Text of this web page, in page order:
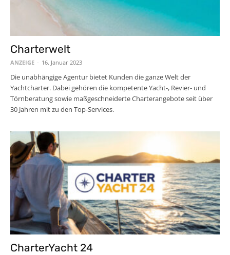
Charterwelt
ANZEIGE - 16. Januar 2023
Die unabhängige Agentur bietet Kunden die ganze Welt der
Yachtcharter. Dabei gehören die kompetente Yacht-, Revier- und
Törnberatung sowie maßgeschneiderte Charterangebote seit über
30 Jahren mit zu den Top-Services.
CharterYacht 24